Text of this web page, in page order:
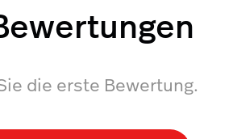
die erste Bewertung.